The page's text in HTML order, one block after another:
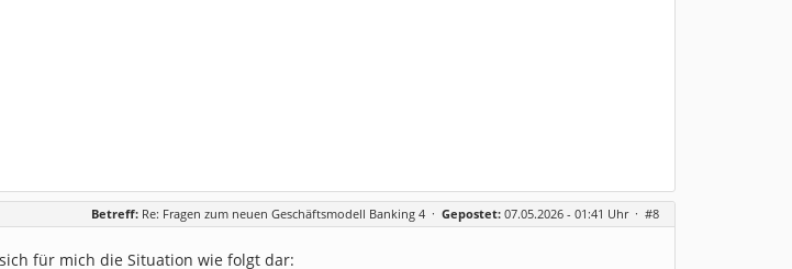
Betreff: Re: Fragen zum neuen Geschäftsmodell Banking 4 · Gepostet: 07.05.2026 - 01:41 Uhr · #8
für mich die Situation wie folgt dar: